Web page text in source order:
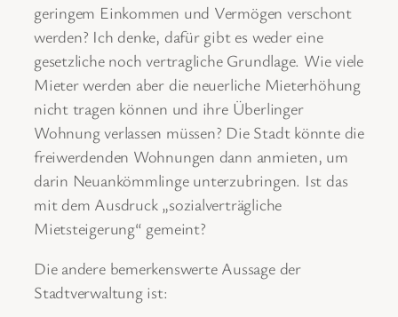
geringem Einkommen und Vermögen verschont
werden? Ich denke, dafür gibt es weder eine
gesetzliche noch vertragliche Grundlage. Wie viele
Mieter werden aber die neuerliche Mieterhöhung
nicht tragen können und ihre Überlinger
Wohnung verlassen müssen? Die Stadt könnte die
freiwerdenden Wohnungen dann anmieten, um
darin Neuankömmlinge unterzubringen. Ist das
mit dem Ausdruck „sozialverträgliche
Mietsteigerung“ gemeint?
Die andere bemerkenswerte Aussage der
Stadtverwaltung ist: